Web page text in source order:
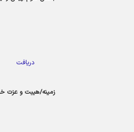
دریافت
زمینه/هیبت و عزت خدا